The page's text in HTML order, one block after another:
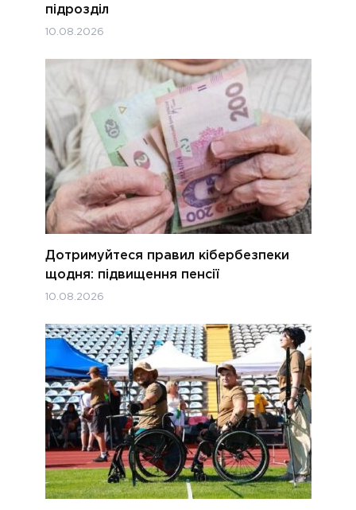
підрозділ
10.08.2026
Дотримуйтеся правил кібербезпеки
щодня: підвищення пенсії
10.08.2026